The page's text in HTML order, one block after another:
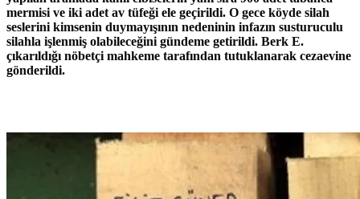
mermisi ve iki adet av tüfeği ele geçirildi. O gece köyde silah
seslerini kimsenin duymayışının nedeninin infazın susturuculu
silahla işlenmiş olabileceğini gündeme getirildi. Berk E.
çıkarıldığı nöbetçi mahkeme tarafından tutuklanarak cezaevine
gönderildi.